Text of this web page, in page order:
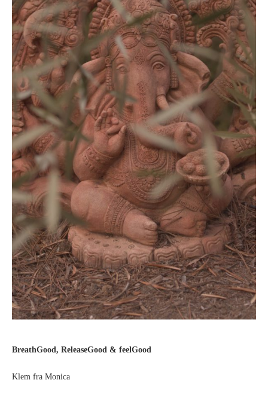
BreathGood, ReleaseGood & feelGood
Klem fra Monica